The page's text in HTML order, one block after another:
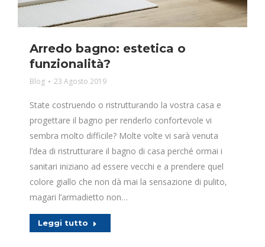
Arredo bagno: estetica o
funzionalità?
Blog 23 Agosto 2019
State costruendo o ristrutturando la vostra casa e
progettare il bagno per renderlo confortevole vi
sembra molto difficile? Molte volte vi sarà venuta
l’dea di ristrutturare il bagno di casa perché ormai i
sanitari iniziano ad essere vecchi e a prendere quel
colore giallo che non dà mai la sensazione di pulito,
magari l’armadietto non…
Leggi tutto